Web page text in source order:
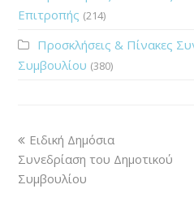
Επιτροπής (214)
Προσκλήσεις & Πίνακες
Συμβουλίου (380)
Ειδική Δημόσια
Συνεδρίαση του Δημοτικού
Συμβουλίου